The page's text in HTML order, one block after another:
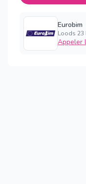
Eurobim
Loods 23
Appeler